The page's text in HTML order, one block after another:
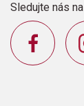
Sledujte nás na